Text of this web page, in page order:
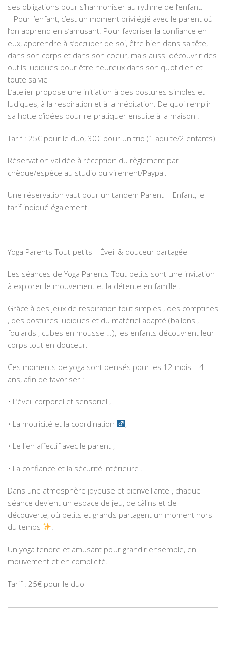
ses obligations pour s’harmoniser au rythme de l’enfant.
– Pour l’enfant, c’est un moment privilégié avec le parent où
l’on apprend en s’amusant. Pour favoriser la confiance en
eux, apprendre à s’occuper de soi, être bien dans sa tête,
dans son corps et dans son coeur, mais aussi découvrir des
outils ludiques pour être heureux dans son quotidien et
toute sa vie
L’atelier propose une initiation à des postures simples et
ludiques, à la respiration et à la méditation. De quoi remplir
sa hotte d’idées pour re-pratiquer ensuite à la maison !
Tarif : 25€ pour le duo, 30€ pour un trio (1 adulte/2 enfants)
Réservation validée à réception du règlement par
chèque/espèce au studio ou virement/Paypal.
Une réservation vaut pour un tandem Parent + Enfant, le
tarif indiqué également.
Yoga Parents-Tout-petits – Éveil & douceur partagée
Les séances de Yoga Parents-Tout-petits sont une invitation
à explorer le mouvement et la détente en famille .
Grâce à des jeux de respiration tout simples ️, des comptines
, des postures ludiques et du matériel adapté (ballons ,
foulards , cubes en mousse …), les enfants découvrent leur
corps tout en douceur.
Ces moments de yoga sont pensés pour les 12 mois – 4
ans, afin de favoriser :
• L’éveil corporel et sensoriel ,
• La motricité et la coordination ‍ ,
• Le lien affectif avec le parent ,
• La confiance et la sécurité intérieure .
Dans une atmosphère joyeuse et bienveillante , chaque
séance devient un espace de jeu, de câlins et de
découverte, où petits et grands partagent un moment hors
du temps
Un yoga tendre et amusant pour grandir ensemble, en
mouvement et en complicité.
Tarif : 25€ pour le duo